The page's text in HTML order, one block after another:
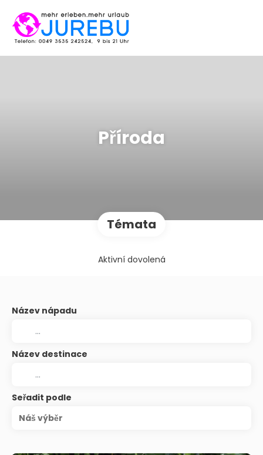
Příroda
Témata
Aktivní dovolená
Název nápadu
Název destinace
Seřadit podle
Náš výběr